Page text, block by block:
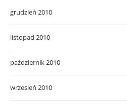
grudzień 2010
listopad 2010
październik 2010
wrzesień 2010